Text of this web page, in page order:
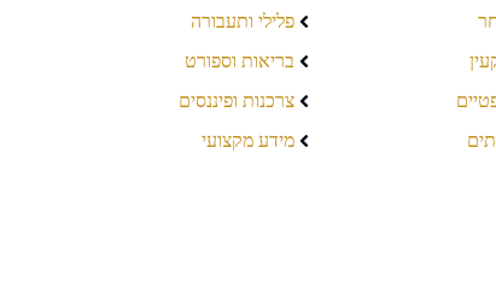
פלילי ותעבורה
בריאות וספורט
צרכנות ופיננסים
מידע מקצועי